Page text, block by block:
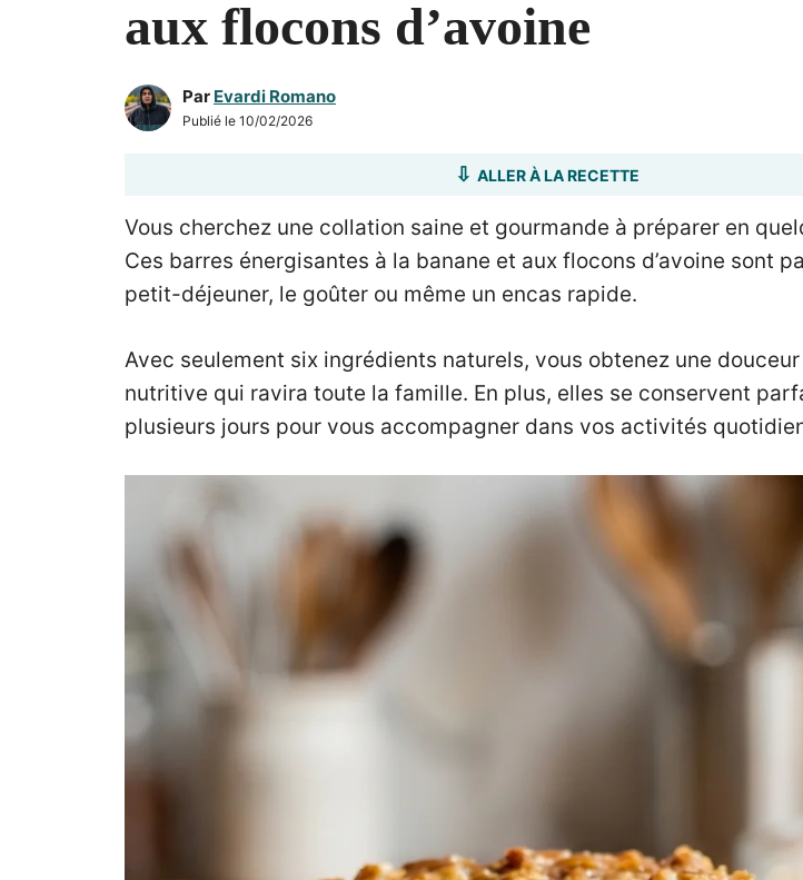
aux flocons d’avoine
Par Evardi Romano
Publié le 10/02/2026
ALLER À LA RECETTE
Vous cherchez une collation saine et gourmande à préparer en
Ces barres énergisantes à la banane et aux flocons d’avoine sont
petit-déjeuner, le goûter ou même un encas rapide.
Avec seulement six ingrédients naturels, vous obtenez une
nutritive qui ravira toute la famille. En plus, elles se conservent
plusieurs jours pour vous accompagner dans vos activités